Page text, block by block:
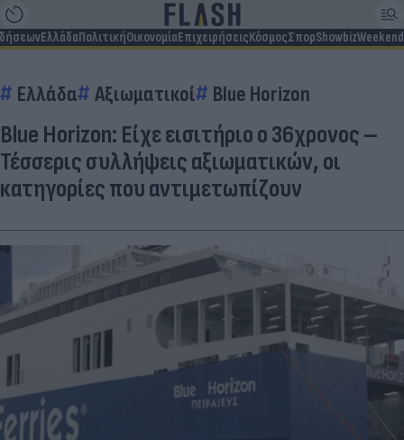
ΕλλάδαΠολιτικήΟικονομίαΕπιχειρήσειςΚόσμοςΣπορShowbizWeekend
Ελλάδα Αξιωματικοί Blue Horizon
Blue Horizon: Είχε εισιτήριο ο 36χρονος –
Τέσσερις συλλήψεις αξιωματικών, οι
κατηγορίες που αντιμετωπίζουν